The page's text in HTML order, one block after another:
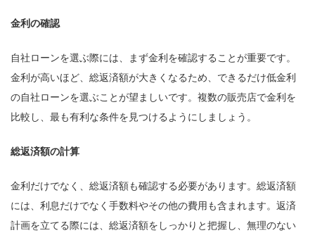
金利の確認
自社ローンを選ぶ際には、まず金利を確認することが重要です。
金利が高いほど、総返済額が大きくなるため、できるだけ低金利
の自社ローンを選ぶことが望ましいです。複数の販売店で金利を
比較し、最も有利な条件を見つけるようにしましょう。
総返済額の計算
金利だけでなく、総返済額も確認する必要があります。総返済額
には、利息だけでなく手数料やその他の費用も含まれます。返済
計画を立てる際には、総返済額をしっかりと把握し、無理のない